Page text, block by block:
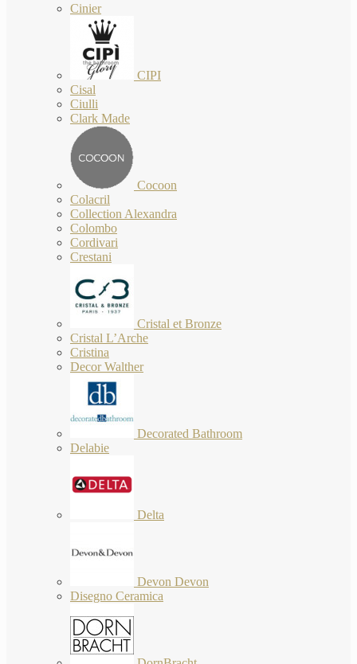
Cinier
CIPI
Cisal
Ciulli
Clark Made
Cocoon
Colacril
Collection Alexandra
Colombo
Cordivari
Crestani
Cristal et Bronze
Cristal L’Arche
Cristina
Decor Walther
Decorated Bathroom
Delabie
Delta
Devon Devon
Disegno Ceramica